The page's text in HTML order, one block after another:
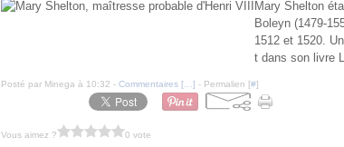
Mary Shelton
Boleyn (1479-
1512 et 1520.
t dans son livre
Posté par Minega à 10:32 - Commentaires [ ] - Permalien [#]
Vous aimez ? 0 vote